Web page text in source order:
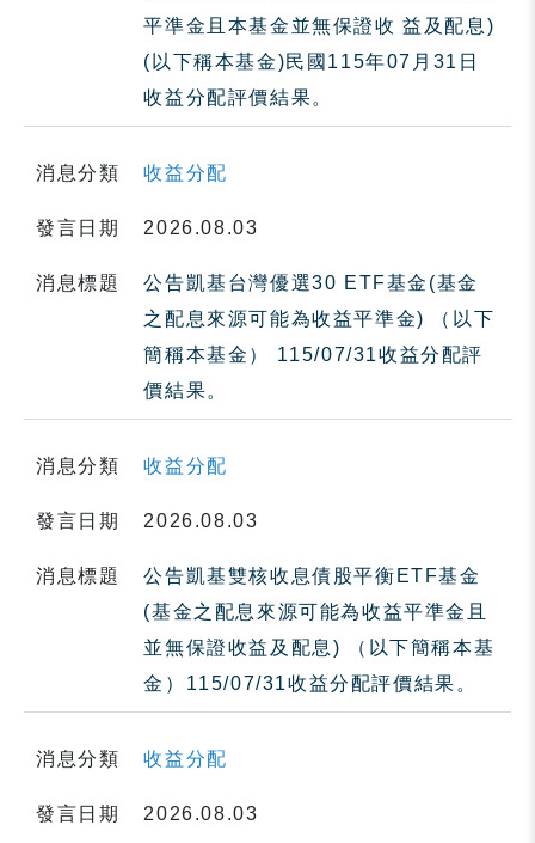
平準金且本基金並無保證收 益及配息)
(以下稱本基金)民國115年07月31日
收益分配評價結果。
消息分類 收益分配
發言日期 2026.08.03
消息標題
公告凱基台灣優選30 ETF基金(基金
之配息來源可能為收益平準金) （以下
簡稱本基金） 115/07/31收益分配評
價結果。
消息分類 收益分配
發言日期 2026.08.03
消息標題
公告凱基雙核收息債股平衡ETF基金
(基金之配息來源可能為收益平準金且
並無保證收益及配息) （以下簡稱本基
金）115/07/31收益分配評價結果。
消息分類 收益分配
發言日期 2026.08.03